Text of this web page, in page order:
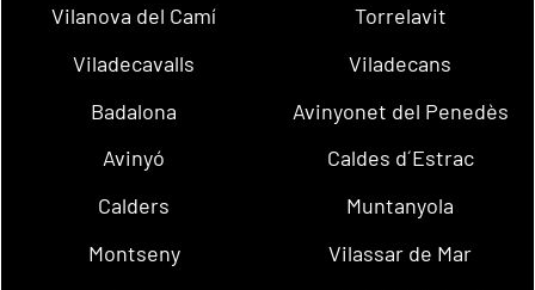
Vilanova del Camí
Torrelavit
Viladecavalls
Viladecans
Badalona
Avinyonet del Penedès
Avinyó
Caldes d´Estrac
Calders
Muntanyola
Montseny
Vilassar de Mar